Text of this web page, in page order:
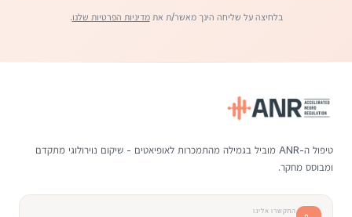
בלחיצה על שליחה הינך מאשר/ת אתמדיניות הפרטיות שלנו.
טיפול ה-ANR מוביל בגמילה מהתמכרות לאופיאטים - שיקום נוירולוגי מתקדם
ומבוסס מחקר.
התקשרו אלינו